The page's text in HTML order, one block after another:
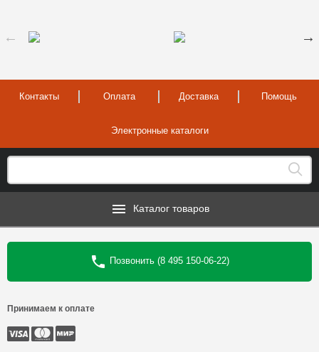
Контакты Оплата Доставка Помощь
Электронные каталоги
Каталог товаров
Позвонить (8 495 150-06-22)
Принимаем к оплате